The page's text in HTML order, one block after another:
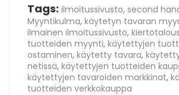
Tags: ilmoitussivusto, second
Myyntikulma, käytetyn tavaran
ilmainen ilmoitussivusto, kiertotalous
tuotteiden myynti, käytettyjen
ostaminen, käytetty tavara,
netissä, käytettyjen tuotteiden
käytettyjen tavaroiden markkinat,
tuotteiden verkkokauppa